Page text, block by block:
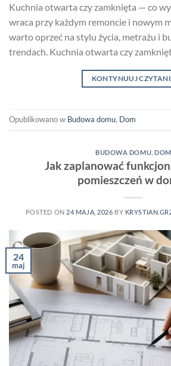
Kuchnia otwarta czy zamknięta — co
wraca przy każdym remoncie i nowym
warto oprzeć na stylu życia, metrażu i
trendach. Kuchnia otwarta czy
KONTYNUUJ
Opublikowano w Budowa domu, Dom
BUDOWA DOMU ,DOM
Jak zaplanować
pomieszczeń w
POSTED ON 24 MAJA, 2026 BY
24
maj